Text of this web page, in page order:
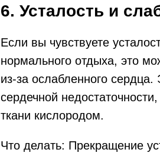
6. Усталость и
Если вы чувствуете
нормального отдыха, это
из-за ослабленного
сердечной
ткани кислородом.
Что делать: Прекращение